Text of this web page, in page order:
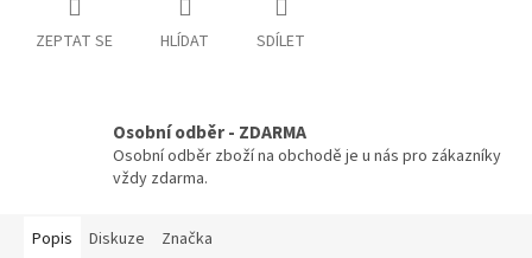
ZEPTAT SE HLÍDAT SDÍLET
Osobní odběr - ZDARMA
Osobní odběr zboží na obchodě je u nás pro zákazníky
vždy zdarma.
Popis Diskuze Značka